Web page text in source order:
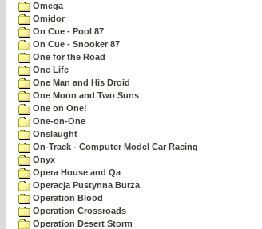
Omega
Omidor
On Cue - Pool 87
On Cue - Snooker 87
One for the Road
One Life
One Man and His Droid
One Moon and Two Suns
One on One!
One-on-One
Onslaught
On-Track - Computer Model Car Racing
Onyx
Opera House and Qa
Operacja Pustynna Burza
Operation Blood
Operation Crossroads
Operation Desert Storm